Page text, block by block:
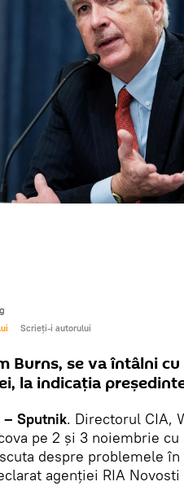
Scrieți-i autorului
Burns, se va întâlni
la indicația
– Sputnik. Directorul CIA,
pe 2 și 3 noiembrie
despre problemele
agenției RIA Novosti